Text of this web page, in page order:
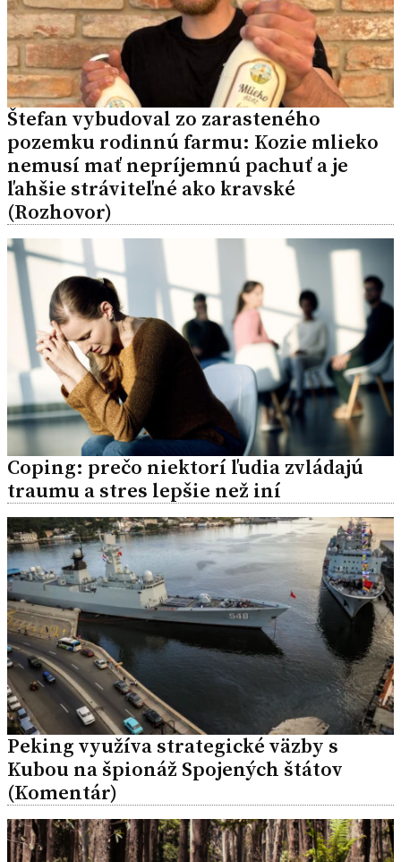
Štefan vybudoval zo zarasteného
pozemku rodinnú farmu: Kozie mlieko
nemusí mať nepríjemnú pachuť a je
ľahšie stráviteľné ako kravské
(Rozhovor)
Coping: prečo niektorí ľudia zvládajú
traumu a stres lepšie než iní
Peking využíva strategické väzby s
Kubou na špionáž Spojených štátov
(Komentár)